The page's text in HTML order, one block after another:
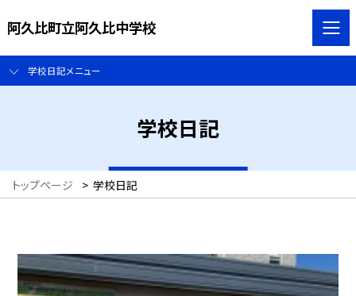
阿久比町立阿久比中学校
学校日記メニュー
学校日記
トップページ > 学校日記